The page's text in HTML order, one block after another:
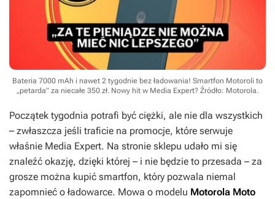
Bateria 7000 mAh i nawet 2 tygodnie bez ładowania! Smartfon Motoroli to
„petarda” za niecałe 350 zł. Nowy hit w Media Expert? Źródło: Motorola.
Początek tygodnia potrafi być ciężki, ale nie dla wszystkich
– zwłaszcza jeśli traficie na promocje, które serwuje
właśnie Media Expert. Na stronie sklepu udało mi się
znaleźć okazję, dzięki której – i nie będzie to przesada – za
grosze można kupić smartfon, który pozwala niemal
zapomnieć o ładowarce. Mowa o modelu Motorola Moto